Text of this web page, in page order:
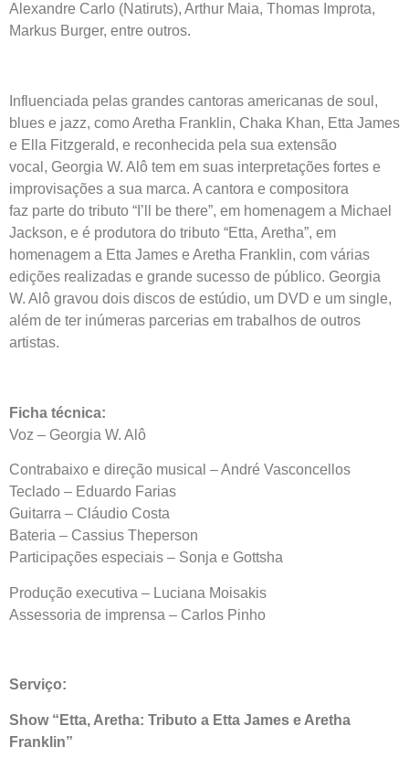
Alexandre Carlo (Natiruts), Arthur Maia, Thomas Improta,
Markus Burger, entre outros.
Influenciada pelas grandes cantoras americanas de soul,
blues e jazz, como Aretha Franklin, Chaka Khan, Etta James
e Ella Fitzgerald, e reconhecida pela sua extensão
vocal, Georgia W. Alô tem em suas interpretações fortes e
improvisações a sua marca. A cantora e compositora
faz parte do tributo “I’ll be there”, em homenagem a Michael
Jackson, e é produtora do tributo “Etta, Aretha”, em
homenagem a Etta James e Aretha Franklin, com várias
edições realizadas e grande sucesso de público. Georgia
W. Alô gravou dois discos de estúdio, um DVD e um single,
além de ter inúmeras parcerias em trabalhos de outros
artistas.
Ficha técnica:
Voz – Georgia W. Alô
Contrabaixo e direção musical – André Vasconcellos
Teclado – Eduardo Farias
Guitarra – Cláudio Costa
Bateria – Cassius Theperson
Participações especiais – Sonja e Gottsha
Produção executiva – Luciana Moisakis
Assessoria de imprensa – Carlos Pinho
Serviço:
Show “Etta, Aretha: Tributo a Etta James e Aretha
Franklin”